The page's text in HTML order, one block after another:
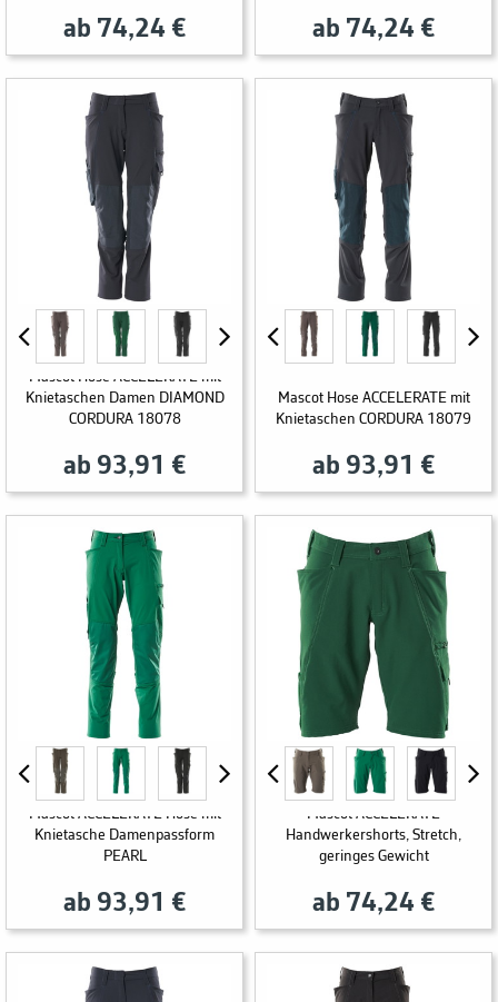
ab 74,24 € ab 74,24 €
Mascot Hose ACCELERATE mit
Knietaschen Damen DIAMOND
CORDURA 18078
ab 93,91 €
Mascot Hose ACCELERATE mit
Knietaschen CORDURA 18079
ab 93,91 €
Mascot ACCELERATE Hose mit
Knietasche Damenpassform
PEARL
ab 93,91 €
Mascot ACCELERATE
Handwerkershorts, Stretch,
geringes Gewicht
ab 74,24 €